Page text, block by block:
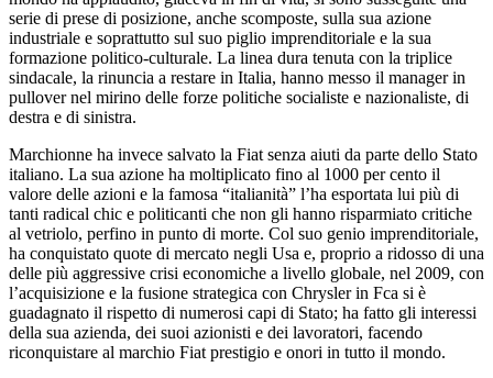
serie di prese di posizione, anche scomposte, sulla sua azione
industriale e soprattutto sul suo piglio imprenditoriale e la sua
formazione politico-culturale. La linea dura tenuta con la triplice
sindacale, la rinuncia a restare in Italia, hanno messo il manager in
pullover nel mirino delle forze politiche socialiste e nazionaliste, di
destra e di sinistra.
Marchionne ha invece salvato la Fiat senza aiuti da parte dello Stato
italiano. La sua azione ha moltiplicato fino al 1000 per cento il
valore delle azioni e la famosa “italianità” l’ha esportata lui più di
tanti radical chic e politicanti che non gli hanno risparmiato critiche
al vetriolo, perfino in punto di morte. Col suo genio imprenditoriale,
ha conquistato quote di mercato negli Usa e, proprio a ridosso di una
delle più aggressive crisi economiche a livello globale, nel 2009, con
l’acquisizione e la fusione strategica con Chrysler in Fca si è
guadagnato il rispetto di numerosi capi di Stato; ha fatto gli interessi
della sua azienda, dei suoi azionisti e dei lavoratori, facendo
riconquistare al marchio Fiat prestigio e onori in tutto il mondo.